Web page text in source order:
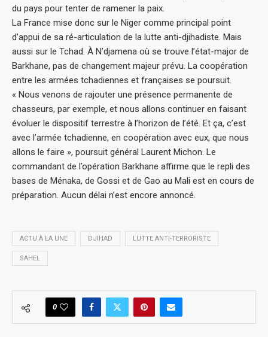
du pays pour tenter de ramener la paix.
La France mise donc sur le Niger comme principal point
d’appui de sa ré-articulation de la lutte anti-djihadiste. Mais
aussi sur le Tchad. À N’djamena où se trouve l’état-major de
Barkhane, pas de changement majeur prévu. La coopération
entre les armées tchadiennes et françaises se poursuit.
« Nous venons de rajouter une présence permanente de
chasseurs, par exemple, et nous allons continuer en faisant
évoluer le dispositif terrestre à l’horizon de l’été. Et ça, c’est
avec l’armée tchadienne, en coopération avec eux, que nous
allons le faire », poursuit général Laurent Michon. Le
commandant de l’opération Barkhane affirme que le repli des
bases de Ménaka, de Gossi et de Gao au Mali est en cours de
préparation. Aucun délai n’est encore annoncé.
ACTU À LA UNE DJIHAD LUTTE ANTI-TERRORISTE
SAHEL
0